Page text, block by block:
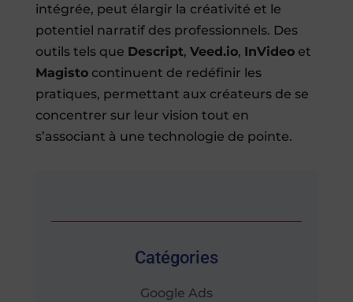
intégrée, peut élargir la créativité et le
potentiel narratif des professionnels. Des
outils tels que Descript, Veed.io, InVideoet
Magistocontinuent de redéfinir les
pratiques, permettant aux créateurs de se
concentrer sur leur vision tout en
s’associant à une technologie de pointe.
Catégories
Google Ads